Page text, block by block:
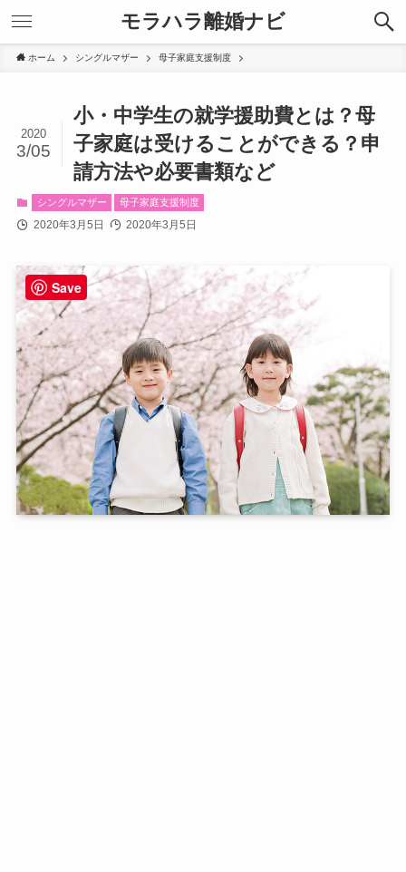
モラハラ離婚ナビ
ホーム シングルマザー 母子家庭支援制度
小・中学生の就学援助費とは？母
子家庭は受けることができる？申
請方法や必要書類など
2020
3/05
シングルマザー 母子家庭支援制度
2020年3月5日 2020年3月5日
Save